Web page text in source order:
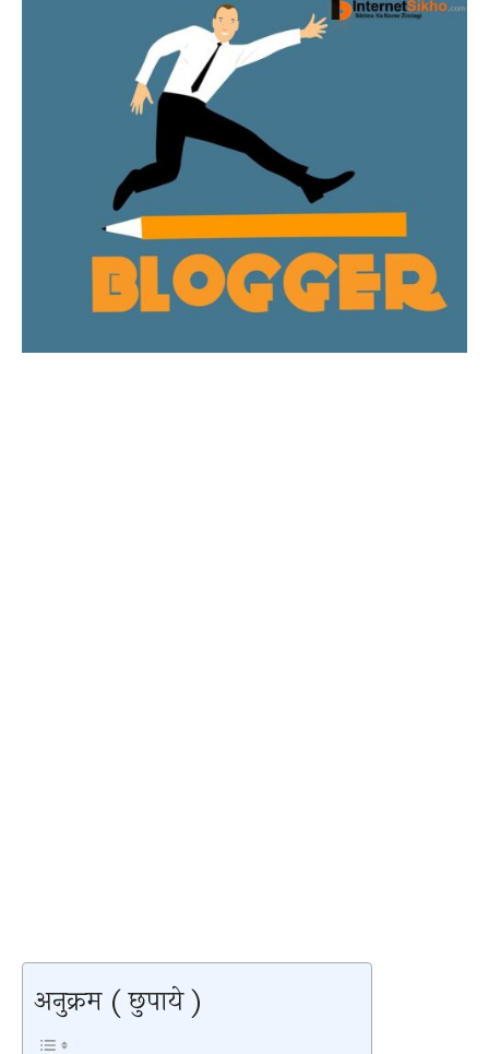
अनुक्रम ( छुपाये )